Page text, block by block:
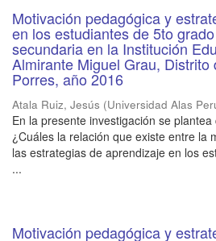
Motivación pedagógica y
en los estudiantes de 5to
secundaria en la Institución
Almirante Miguel Grau,
Porres, año 2016
Atala Ruiz, Jesús (Universidad Alas
En la presente investigación se
¿Cuáles la relación que existe entre la
las estrategias de aprendizaje en los
...
Motivación pedagógica y